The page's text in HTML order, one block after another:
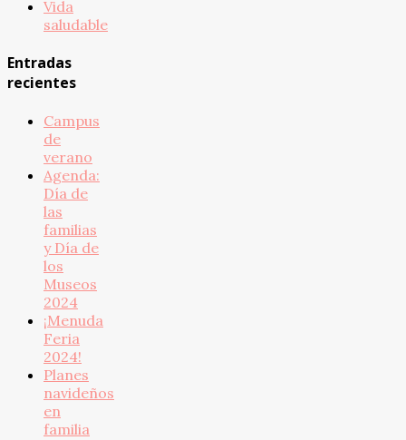
Vida
saludable
Entradas
recientes
Campus
de
verano
Agenda:
Día de
las
familias
y Día de
los
Museos
2024
¡Menuda
Feria
2024!
Planes
navideños
en
familia